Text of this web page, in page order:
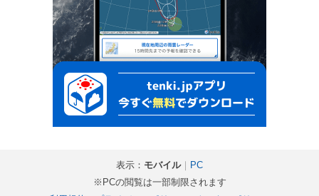
表示： モバイル｜
PC
※PCの閲覧は一部制限されます